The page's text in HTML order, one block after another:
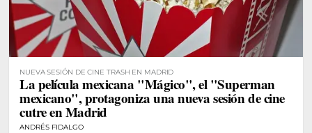
NUEVA SESIÓN DE CINE TRASH EN MADRID
La película mexicana "Mágico", el "Superman
mexicano", protagoniza una nueva sesión de cine
cutre en Madrid
ANDRÉS FIDALGO